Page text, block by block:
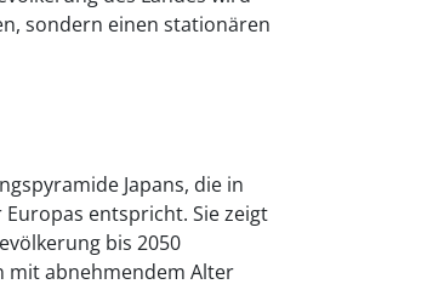
sondern einen stationären
Japans, die in
entspricht. Sie zeigt
bis 2050
mit abnehmendem Alter